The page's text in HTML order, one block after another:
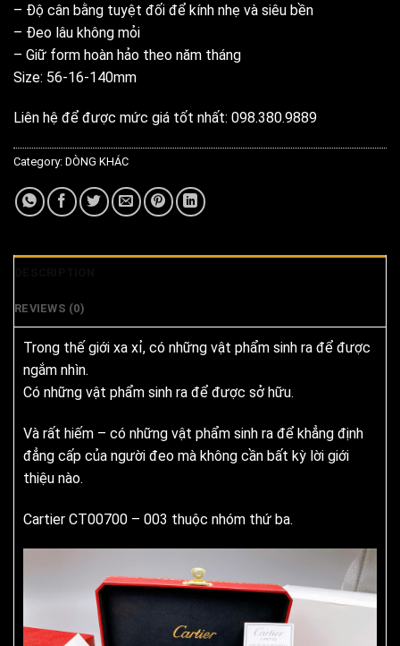
– Độ cân bằng tuyệt đối để kính nhẹ và siêu bền
– Đeo lâu không mỏi
– Giữ form hoàn hảo theo năm tháng
Size: 56-16-140mm
Liên hệ để được mức giá tốt nhất: 098.380.9889
Category: DÒNG KHÁC
REVIEWS (0)
Trong thế giới xa xỉ, có những vật phẩm sinh ra để được
ngắm nhìn.
Có những vật phẩm sinh ra để được sở hữu.
Và rất hiếm – có những vật phẩm sinh ra để khẳng định
đẳng cấp của người đeo mà không cần bất kỳ lời giới
thiệu nào.
Cartier CT00700 – 003 thuộc nhóm thứ ba.